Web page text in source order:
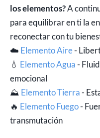
los elementos?A
para equilibrar en ti la
reconectar con tu
☁️ Elemento Aire-
💧 Elemento Agua-
emocional
⛰️ Elemento Tierra-
🔥 Elemento Fuego-
transmutación